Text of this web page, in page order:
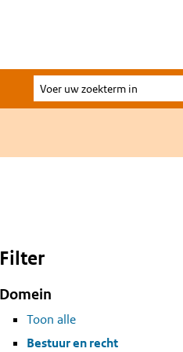
Voer
uw
Filter
Domein
Toon alle
Bestuur en recht